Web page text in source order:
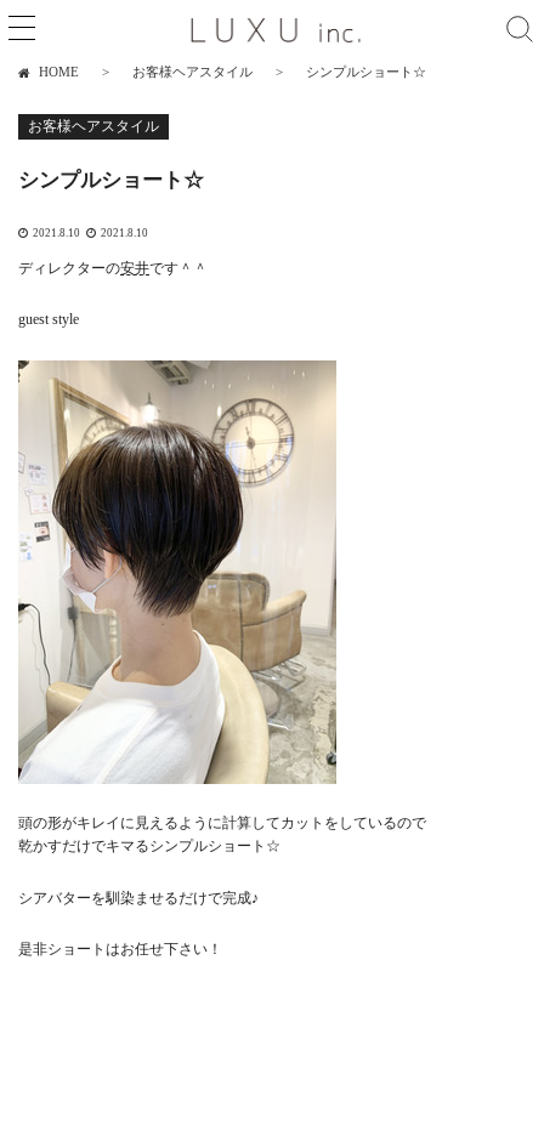
HOME お客様ヘアスタイル シンプルショート☆
お客様ヘアスタイル
シンプルショート☆
2021.8.10 2021.8.10
ディレクターの安井です＾＾
guest style
頭の形がキレイに見えるように計算してカットをしているので
乾かすだけでキマるシンプルショート☆
シアバターを馴染ませるだけで完成♪
是非ショートはお任せ下さい！